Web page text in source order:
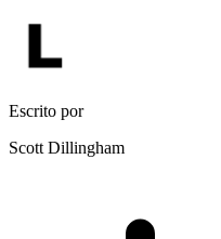
Escrito por
Scott Dillingham